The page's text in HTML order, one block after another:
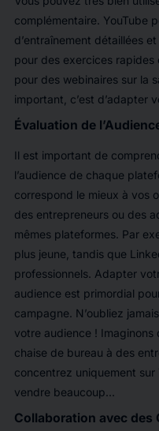
complémentaire. YouTube
d’entraînement détaillées
pour des exercices
pour des webinaires sur la
important, c’est d’adapter
Évaluation de
Il est important de
l’audience de chaque
correspond le mieux à vos
des entrepreneurs ou des
mêmes plateformes. Par
plus jeune, tandis que
professionnels. Adapter
audience est primordial
campagne. N’oubliez
votre audience !
chaise de bureau à des
concentrez uniquement
vendre beaucoup…
Collaboration avec des